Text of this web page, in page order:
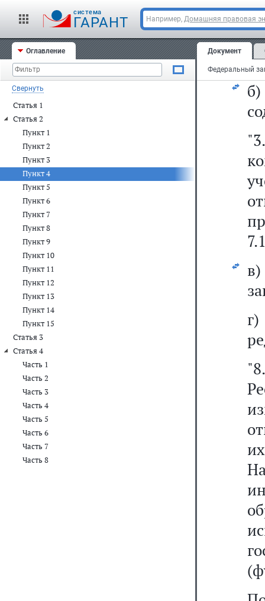
cистема
ГАРАНТ Например, Домашняя правовая
Оглавление
Свернуть
Статья 1
Статья 2
Пункт 1
Пункт 2
Пункт 3
Пункт 4
Пункт 5
Пункт 6
Пункт 7
Пункт 8
Пункт 9
Пункт 10
Пункт 11
Пункт 12
Пункт 13
Пункт 14
Пункт 15
Статья 3
Статья 4
Часть 1
Часть 2
Часть 3
Часть 4
Часть 5
Часть 6
Часть 7
Часть 8
Документ